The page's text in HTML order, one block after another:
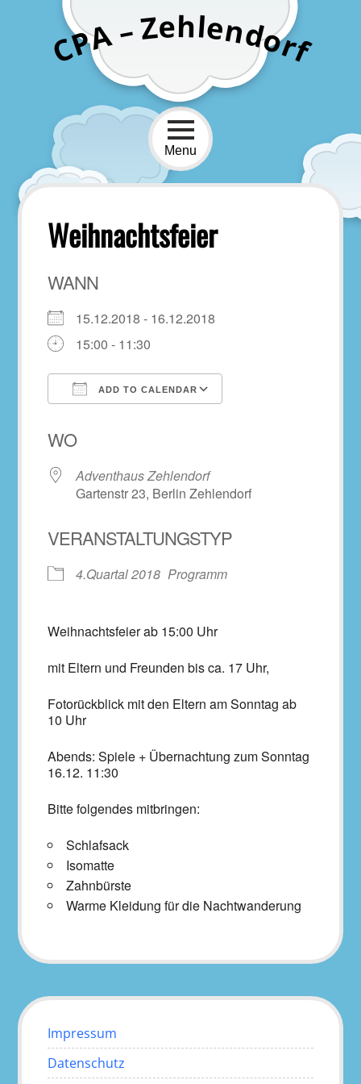
CPA–Zehlendor
f
Menu
Weihnachtsfeier
WANN
15.12.2018 - 16.12.2018
15:00 - 11:30
ADD TO CALENDAR
WO
Adventhaus Zehlendorf
Gartenstr 23, Berlin Zehlendorf
VERANSTALTUNGSTYP
4.Quartal 2018 Programm
Weihnachtsfeier ab 15:00 Uhr
mit Eltern und Freunden bis ca. 17 Uhr,
Fotorückblick mit den Eltern am Sonntag ab
10 Uhr
Abends: Spiele + Übernachtung zum Sonntag
16.12. 11:30
Bitte folgendes mitbringen:
Schlafsack
Isomatte
Zahnbürste
Warme Kleidung für die Nachtwanderung
Impressum
Datenschutz